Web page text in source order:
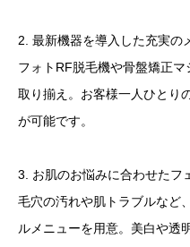
2. 最新機器を導入した充実の
フォトRF脱毛機や骨盤矯正
取り揃え。お客様一人ひとり
が可能です。
3. お肌のお悩みに合わせたフ
毛穴の汚れや肌トラブルなど
ルメニューを用意。美白や透